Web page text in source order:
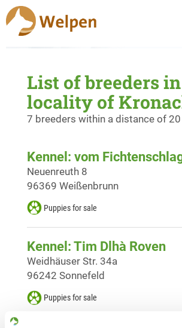
List of breeders
locality of
7 breeders within a distance of
Kennel: vom
Neuenreuth 8
96369 Weißenbrunn
Puppies for sale
Kennel: Tim Dlhà Roven
Weidhäuser Str. 34a
96242 Sonnefeld
Puppies for sale